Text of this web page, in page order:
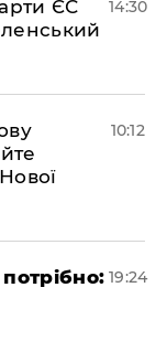
ЄС
14:30
10:12
19:24